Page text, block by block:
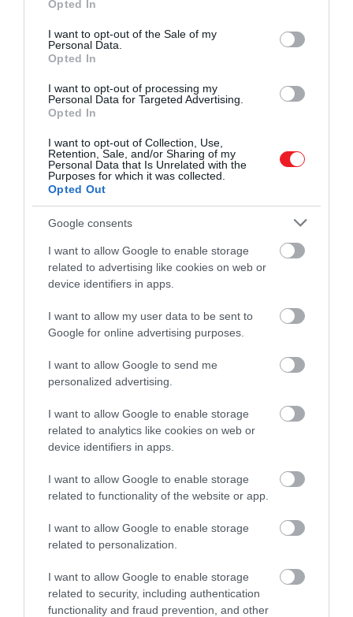
use your data for below specified purposes in below Google
consent section.
Opted In
I want to opt-out of the Sale of my
Personal Data.
Opted In
I want to opt-out of processing my
Personal Data for Targeted Advertising.
Opted In
I want to opt-out of Collection, Use,
Retention, Sale, and/or Sharing of my
Personal Data that Is Unrelated with the
Purposes for which it was collected.
Opted Out
Google consents
I want to allow Google to enable storage
related to advertising like cookies on web or
device identifiers in apps.
I want to allow my user data to be sent to
Google for online advertising purposes.
I want to allow Google to send me
personalized advertising.
I want to allow Google to enable storage
related to analytics like cookies on web or
device identifiers in apps.
I want to allow Google to enable storage
related to functionality of the website or app.
I want to allow Google to enable storage
related to personalization.
I want to allow Google to enable storage
related to security, including authentication
functionality and fraud prevention, and other
A tesztben egy nagyjából kétméteres kísérleti
repülőgépet helyeztek olyan környezetbe, amely a
tempónála szerkezetet akár 1000 fok körüli
hőterhelés is érheti
környezetben gyorsan károsodhatnának, ezért a
kutatók azt is vizsgálták, hogyan viselkedik a teljes
jármű extrém körülmények között. A teszt során
figyelték a hővédő rendszer működését, a
kipufogógáz hőmérsékleti eloszlását, a szerkezeti
terhelést és az aerodinamikai vezérlőfelületek
reakcióit is.
hővédelmi rendszer a külső forróság ellenére is az
üzemi tartomány közelében tudta tartani a
fedélzeti rendszerek környezetét. Ez alapvető
kérdés, hiszen egy modern repülőgép működése
érzékeny elektronikára, vezérlésre és pontosan
szabályozott rendszerekre épül.
A hidrogénhajtás lehet az egyik kulcs
A japán teszt középpontjában egy
hidrogénüzemű
sugárhajtóművektől, mert nem forgó
kompresszorlapátok sűrítik benne a levegőt.
torlóhatását használja ki: a levegő a hajtóműben így
mozgó kompresszor nélkül sűrűsödik össze.